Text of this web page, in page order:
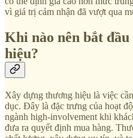
vì giá trị cảm nhận đã vượt qua
Khi nào nên bắt
hiệu?
Xây dựng thương hiệu là việc
dục. Đây là đặc trưng của hoạt
ngành high-involvement khi
đưa ra quyết định mua hàng.